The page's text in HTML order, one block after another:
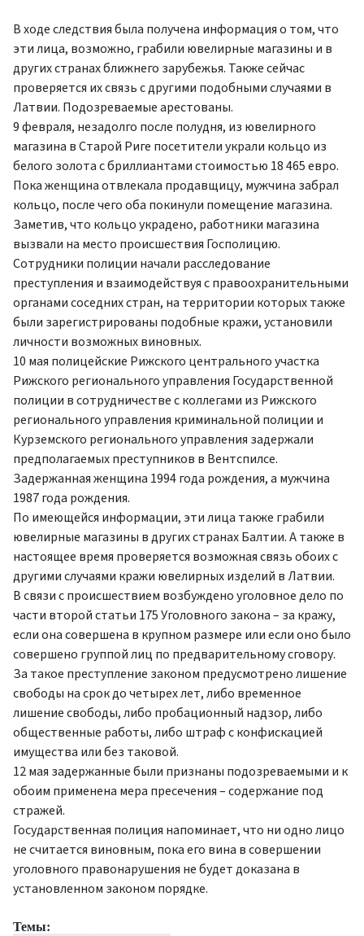
В ходе следствия была получена информация о том, что
эти лица, возможно, грабили ювелирные магазины и в
других странах ближнего зарубежья. Также сейчас
проверяется их связь с другими подобными случаями в
Латвии. Подозреваемые арестованы.
9 февраля, незадолго после полудня, из ювелирного
магазина в Старой Риге посетители украли кольцо из
белого золота с бриллиантами стоимостью 18 465 евро.
Пока женщина отвлекала продавщицу, мужчина забрал
кольцо, после чего оба покинули помещение магазина.
Заметив, что кольцо украдено, работники магазина
вызвали на место происшествия Госполицию.
Сотрудники полиции начали расследование
преступления и взаимодействуя с правоохранительными
органами соседних стран, на территории которых также
были зарегистрированы подобные кражи, установили
личности возможных виновных.
10 мая полицейские Рижского центрального участка
Рижского регионального управления Государственной
полиции в сотрудничестве с коллегами из Рижского
регионального управления криминальной полиции и
Курземского регионального управления задержали
предполагаемых преступников в Вентспилсе.
Задержанная женщина 1994 года рождения, а мужчина
1987 года рождения.
По имеющейся информации, эти лица также грабили
ювелирные магазины в других странах Балтии. А также в
настоящее время проверяется возможная связь обоих с
другими случаями кражи ювелирных изделий в Латвии.
В связи с происшествием возбуждено уголовное дело по
части второй статьи 175 Уголовного закона – за кражу,
если она совершена в крупном размере или если оно было
совершено группой лиц по предварительному сговору.
За такое преступление законом предусмотрено лишение
свободы на срок до четырех лет, либо временное
лишение свободы, либо пробационный надзор, либо
общественные работы, либо штраф с конфискацией
имущества или без таковой.
12 мая задержанные были признаны подозреваемыми и к
обоим применена мера пресечения – содержание под
стражей.
Государственная полиция напоминает, что ни одно лицо
не считается виновным, пока его вина в совершении
уголовного правонарушения не будет доказана в
установленном законом порядке.
Темы: